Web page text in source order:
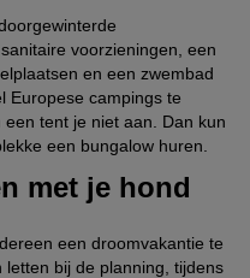
voorzieningen, een
en een zwembad
Europese campings te
tent je niet aan. Dan kun
een bungalow huren.
met je hond
een droomvakantie te
bij de planning, tijdens